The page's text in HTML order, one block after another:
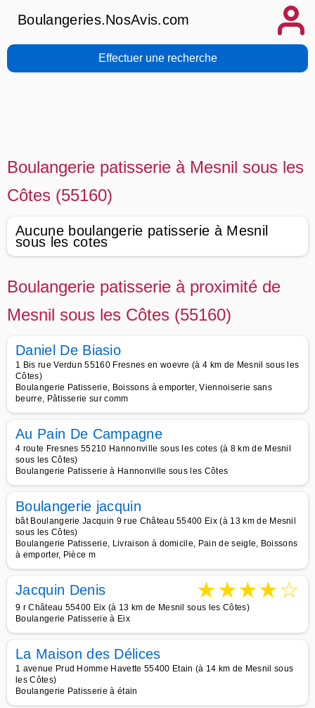
Boulangeries.NosAvis.com
Effectuer une recherche
Boulangerie patisserie à Mesnil sous les
Côtes (55160)
Aucune boulangerie patisserie à Mesnil
sous les cotes
Boulangerie patisserie à proximité de
Mesnil sous les Côtes (55160)
Daniel De Biasio
1 Bis rue Verdun 55160 Fresnes en woevre (à 4 km de Mesnil sous les
Côtes)
Boulangerie Patisserie, Boissons à emporter, Viennoiserie sans
beurre, Pâtisserie sur comm
Au Pain De Campagne
4 route Fresnes 55210 Hannonville sous les cotes (à 8 km de Mesnil
sous les Côtes)
Boulangerie Patisserie à Hannonville sous les Côtes
Boulangerie jacquin
bât Boulangerie Jacquin 9 rue Château 55400 Eix (à 13 km de Mesnil
sous les Côtes)
Boulangerie Patisserie, Livraison à domicile, Pain de seigle, Boissons
à emporter, Pièce m
Jacquin Denis ★★★★☆
9 r Château 55400 Eix (à 13 km de Mesnil sous les Côtes)
Boulangerie Patisserie à Eix
La Maison des Délices
1 avenue Prud Homme Havette 55400 Etain (à 14 km de Mesnil sous
les Côtes)
Boulangerie Patisserie à étain